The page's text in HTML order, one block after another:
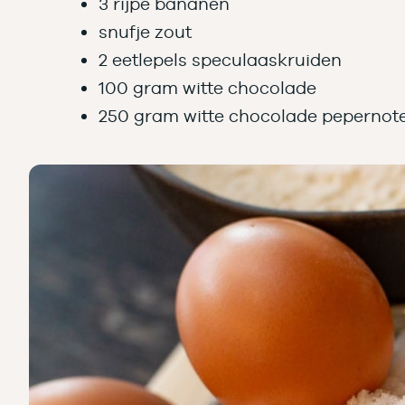
snufje zout
2 eetlepels speculaaskruiden
100 gram witte chocolade
250 gram witte chocolade